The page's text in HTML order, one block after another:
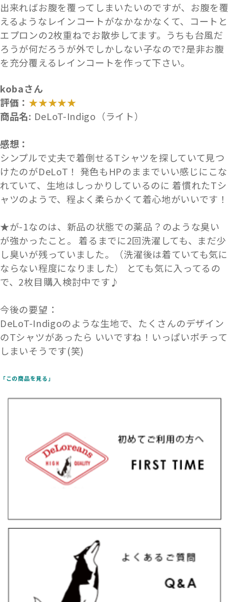
出来ればお腹を覆ってしまいたいのですが、お腹を覆
えるようなレインコートがなかなかなくて、コートと
エプロンの2枚重ねでお散歩してます。うちも台風だ
ろうが何だろうが外でしかしない子なので?是非お腹
を充分覆えるレインコートを作って下さい。
kobaさん
評価： ★★★★★
商品名: DeLoT-Indigo（ライト）
感想：
シンプルで丈夫で着倒せるTシャツを探していて見つ
けたのがDeLoT！ 発色もHPのままでいい感じにこな
れていて、生地はしっかりしているのに 着慣れたTシ
ャツのようで、程よく柔らかくて着心地がいいです！
★が-1なのは、新品の状態での薬品？のような臭い
が強かったこと。 着るまでに2回洗濯しても、まだ少
し臭いが残っていました。（洗濯後は着ていても気に
ならない程度になりました） とても気に入ってるの
で、2枚目購入検討中です♪
今後の要望：
DeLoT-Indigoのような生地で、たくさんのデザイン
のTシャツがあったら いいですね！いっぱいポチって
しまいそうです(笑)
「この商品を見る」